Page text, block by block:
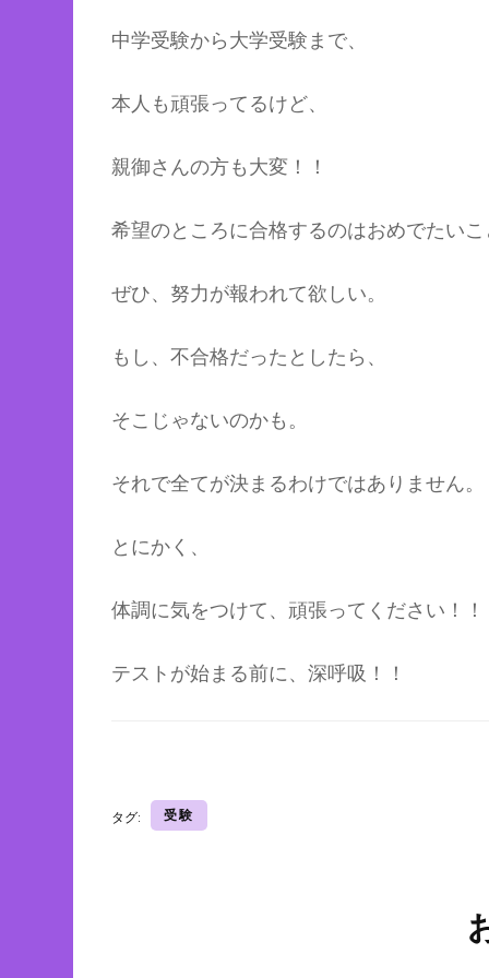
中学受験から大学受験まで、
本人も頑張ってるけど、
親御さんの方も大変！！
希望のところに合格するのはおめでたい
ぜひ、努力が報われて欲しい。
もし、不合格だったとしたら、
そこじゃないのかも。
それで全てが決まるわけではありません。
とにかく、
体調に気をつけて、頑張ってください！！
テストが始まる前に、深呼吸！！
タグ: 受験